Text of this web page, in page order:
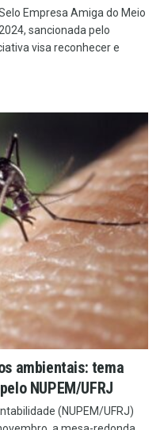
Empresa Amiga do Meio
sancionada pelo
visa reconhecer e
ambientais: tema
NUPEM/UFRJ
(NUPEM/UFRJ)